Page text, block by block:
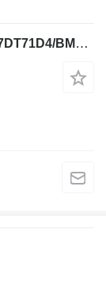
Электродвигатель SEW-Eurodrive R57DT71D4/BMG/HR/IS для промышленного оборудования